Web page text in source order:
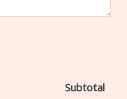
Subtotal